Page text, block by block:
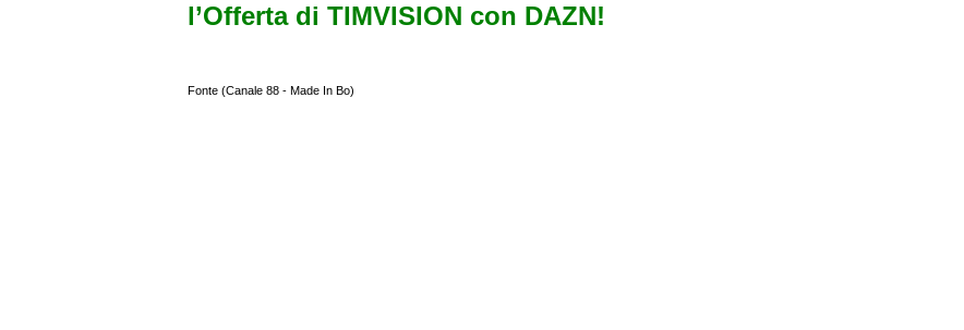
l’Offerta di TIMVISION con DAZN!
Fonte (Canale 88 - Made In Bo)